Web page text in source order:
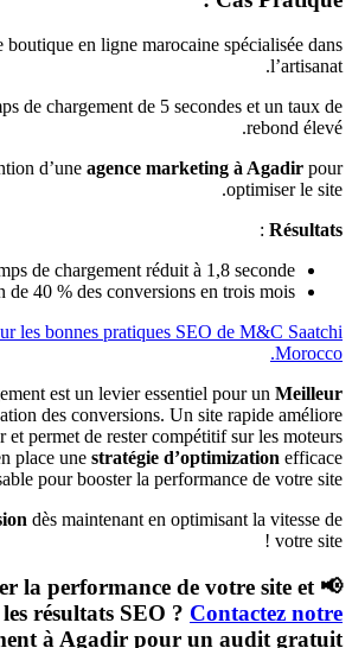
boutique en ligne marocaine spécialisée dans
l’artisanat.
de chargement de 5 secondes et un taux de
rebond élevé.
d’une agence marketing à Agadir pour
optimiser le site.
Résultats
:
de chargement réduit à 1,8 seconde.
de 40 % des conversions en trois mois.
les bonnes pratiques SEO de M&C Saatchi
Morocco.
est un levier essentiel pour un Meilleur
des conversions. Un site rapide améliore
et permet de rester compétitif sur les moteurs
place une stratégie d’optimization efficace
pour booster la performance de votre site.
dès maintenant en optimisant la vitesse de
votre site !
la performance de votre site et
résultats SEO ? Contactez notre
à Agadir pour un audit gratuit